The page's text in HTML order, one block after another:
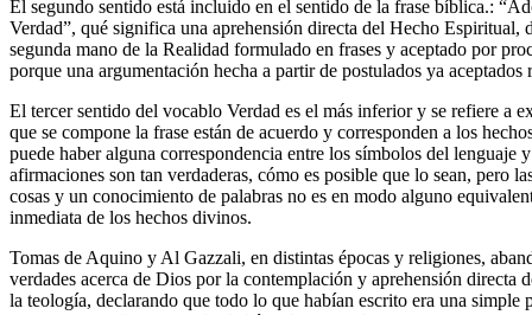
El segundo sentido está incluido en el sentido de la frase bíblica.:
Verdad”, qué significa una aprehensión directa del Hecho Espiritual,
segunda mano de la Realidad formulado en frases y aceptado por
porque una argumentación hecha a partir de postulados ya
El tercer sentido del vocablo Verdad es el más inferior y se refiere a
que se compone la frase están de acuerdo y corresponden a los
puede haber alguna correspondencia entre los símbolos del lenguaje
afirmaciones son tan verdaderas, cómo es posible que lo sean, pero
cosas y un conocimiento de palabras no es en modo alguno
inmediata de los hechos divinos.
Tomas de Aquino y Al Gazzali, en distintas épocas y religiones,
verdades acerca de Dios por la contemplación y aprehensión directa
la teología, declarando que todo lo que habían escrito era una simple